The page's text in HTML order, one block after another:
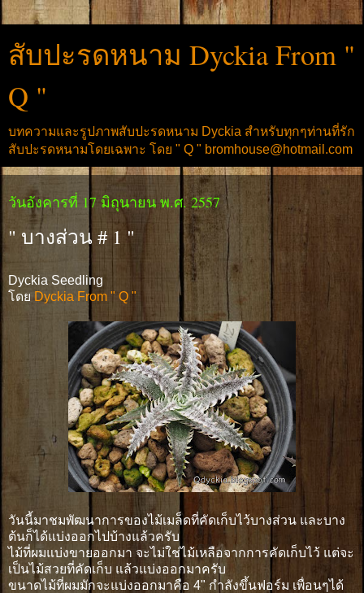
สับปะรดหนาม Dyckia From "
Q "
บทความและรูปภาพสับปะรดหนาม Dyckia สำหรับทุกๆท่านที่รัก
สับปะรดหนามโดยเฉพาะ โดย " Q " bromhouse@hotmail.com
วันอังคารที่ 17 มิถุนายน พ.ศ. 2557
" บางส่วน # 1 "
Dyckia Seedling
โดยDyckia From " Q "
วันนี้มาชมพัฒนาการของไม้เมล็ดที่คัดเก็บไว้บางส่วน และบาง
ต้นก็ได้แบ่งออกไปบ้างแล้วครับ
ไม้ที่ผมแบ่งขายออกมา จะไม่ใช่ไม้เหลือจากการคัดเก็บไว้ แต่จะ
เป็นไม้สวยที่คัดเก็บ แล้วแบ่งออกมาครับ
ขนาดไม้ที่ผมมักจะแบ่งออกมาคือ 4" กำลังขึ้นฟอร์ม เพื่อนๆได้